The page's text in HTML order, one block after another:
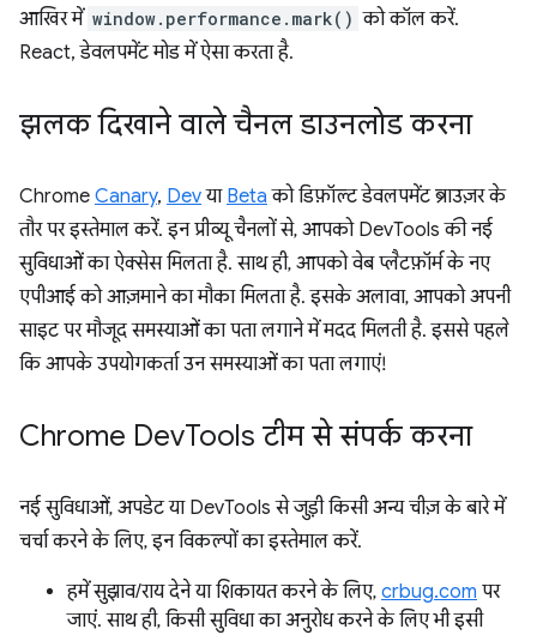
आखिर में window.performance.mark() को कॉल करें.
React, डेवलपमेंट मोड में ऐसा करता है.
झलक दिखाने वाले चैनल डाउनलोड करना
Chrome Canary, Devया Beta को डिफ़ॉल्ट डेवलपमेंट ब्राउज़र के
तौर पर इस्तेमाल करें. इन प्रीव्यू चैनलों से, आपको DevTools की नई
सुविधाओं का ऐक्सेस मिलता है. साथ ही, आपको वेब प्लैटफ़ॉर्म के नए
एपीआई को आज़माने का मौका मिलता है. इसके अलावा, आपको अपनी
साइट पर मौजूद समस्याओं का पता लगाने में मदद मिलती है. इससे पहले
कि आपके उपयोगकर्ता उन समस्याओं का पता लगाएं!
Chrome DevTools टीम से संपर्क करना
नई सुविधाओं, अपडेट या DevTools से जुड़ी किसी अन्य चीज़ के बारे में
चर्चा करने के लिए, इन विकल्पों का इस्तेमाल करें.
हमें सुझाव/राय देने या शिकायत करने के लिए, crbug.com पर
जाएं. साथ ही, किसी सुविधा का अनुरोध करने के लिए भी इसी